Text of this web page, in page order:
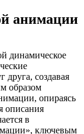
анимации
динамическое
друга, создавая
образом
опираясь
описания
в
ключевым